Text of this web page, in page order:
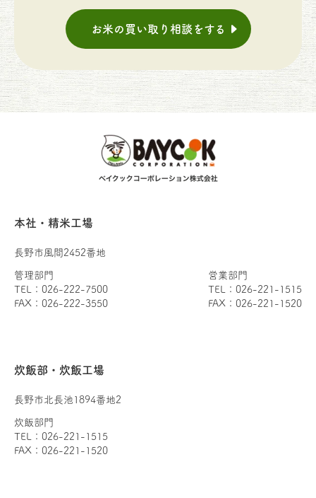
お米の買い取り相談をする
本社・精米工場
長野市風間2452番地
管理部門
TEL：026-222-7500
FAX：026-222-3550
営業部門
TEL：026-221-1515
FAX：026-221-1520
炊飯部・炊飯工場
長野市北長池1894番地2
炊飯部門
TEL：026-221-1515
FAX：026-221-1520